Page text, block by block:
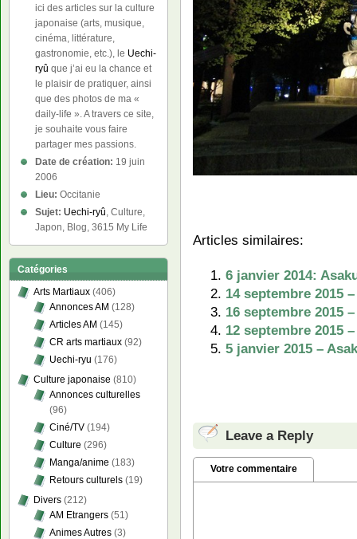
Articles similaires:
6 janvier 2014:
14 septembre 2015
16 septembre 2015
12 septembre 2015
5 janvier 2015 –
Leave a Reply
Votre commentaire
ici des articles sur la culture
japonaise (arts, musique,
cinéma, littérature,
gastronomie, etc.), le Uechi-
ryû que j’ai eu la chance et
le plaisir de pratiquer, ainsi
que des photos de ma «
daily-life ». A travers ce site,
je souhaite vous faire
partager mes passions.
Date de création: 19 juin
2006
Lieu: Occitanie
Sujet: Uechi-ryû, Culture,
Japon, Blog, 3615 My Life
Catégories
Arts Martiaux (406)
Annonces AM (128)
Articles AM (145)
CR arts martiaux (92)
Uechi-ryu (176)
Culture japonaise (810)
Annonces culturelles
(96)
Ciné/TV (194)
Culture (296)
Manga/anime (183)
Retours culturels (19)
Divers (212)
AM Etrangers (51)
Animes Autres (3)